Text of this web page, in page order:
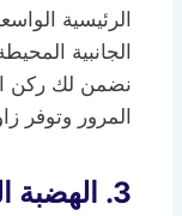
الرئيسية
الجانبية
نضمن لك ركن
المرور وتوفر
3.